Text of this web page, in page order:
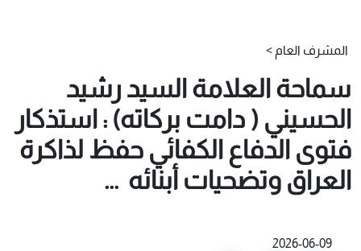
المشرف العام >
سماحة العلامة السيد رشيد
الحسيني ( دامت بركاته) : استذكار
فتوى الدفاع الكفائي حفظ لذاكرة
العراق وتضحيات أبنائه ‏ ...
2026-06-09